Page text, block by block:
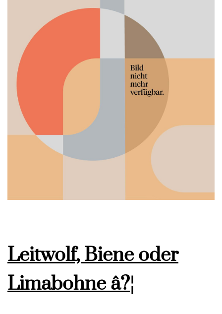
Leitwolf, Biene oder
Limabohne â?¦